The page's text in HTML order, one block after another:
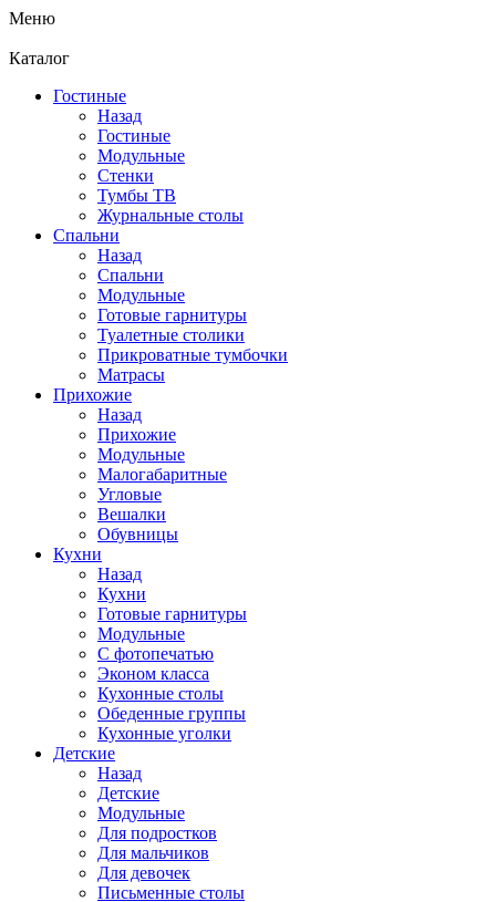
Меню
Каталог
Гостиные
Назад
Гостиные
Модульные
Стенки
Тумбы ТВ
Журнальные столы
Спальни
Назад
Спальни
Модульные
Готовые гарнитуры
Туалетные столики
Прикроватные тумбочки
Матрасы
Прихожие
Назад
Прихожие
Модульные
Малогабаритные
Угловые
Вешалки
Обувницы
Кухни
Назад
Кухни
Готовые гарнитуры
Модульные
С фотопечатью
Эконом класса
Кухонные столы
Обеденные группы
Кухонные уголки
Детские
Назад
Детские
Модульные
Для подростков
Для мальчиков
Для девочек
Письменные столы